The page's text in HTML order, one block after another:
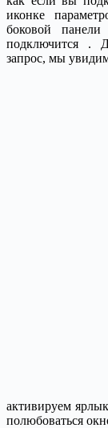
иконке
боковой
подключится .
запрос, мы
активируем
полюбоваться